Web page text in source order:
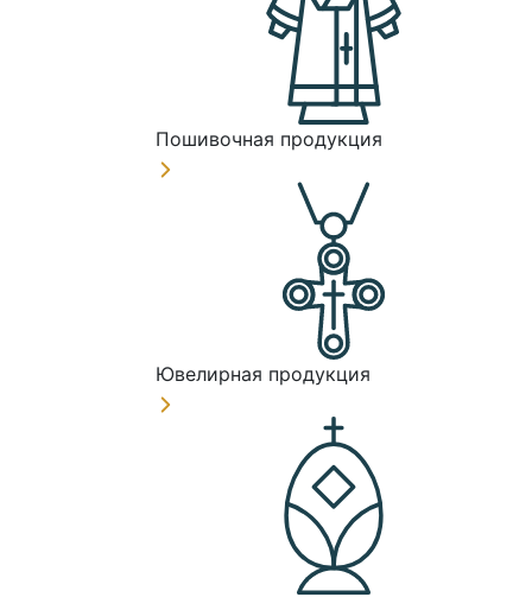
Пошивочная продукция
Ювелирная продукция